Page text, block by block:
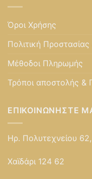
Όροι Χρήσης
Πολιτική
Μέθοδοι Πληρωμής
Τρόποι αποστολής &
ΕΠΙΚΟΙΝΩΝΉΣΤΕ
Ηρ. Πολυτεχνείου
Χαϊδάρι 124 62